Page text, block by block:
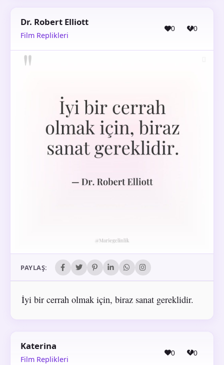
Dr. Robert Elliott
Film Replikleri
0 0
PAYLAŞ:
İyi bir cerrah olmak için, biraz sanat gereklidir.
Katerina
Film Replikleri
0 0